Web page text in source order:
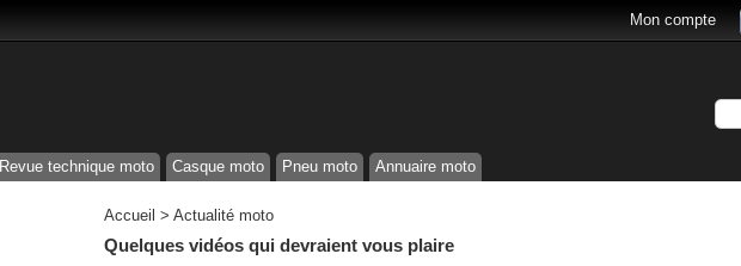
Mon compte
Revue technique moto Casque moto Pneu moto Annuaire moto
Accueil > Actualité moto
Quelques vidéos qui devraient vous plaire